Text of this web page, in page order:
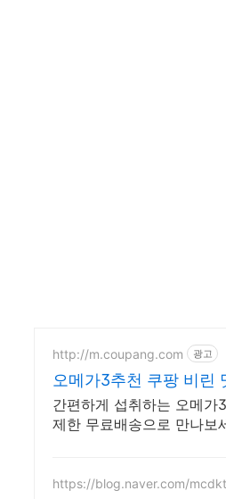
http://m.coupang.com 광고
오메가3추천 쿠팡 비린
취
간편하게 섭취하는 오메가
제한 무료배송으로 만나보
https://blog.naver.com/mcdkt